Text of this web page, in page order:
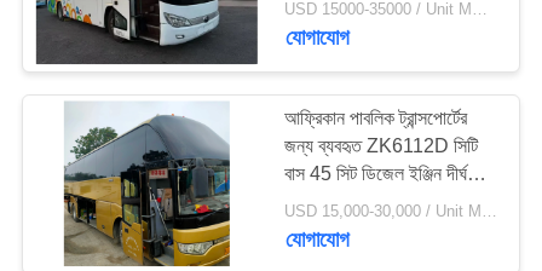
ব্যবহৃত কোচ বাস
391
USD 15000-35000 / Unit MOQ:1 ইউনিট
যোগাযোগ
আফ্রিকান পাবলিক ট্রান্সপোর্টের
জন্য ব্যবহৃত ZK6112D সিটি
বাস 45 সিট ডিজেল ইঞ্জিন দীর্ঘ
দূরত্বের কোচ
USD 15,000-30,000 / Unit MOQ:1 ইউনিট
যোগাযোগ